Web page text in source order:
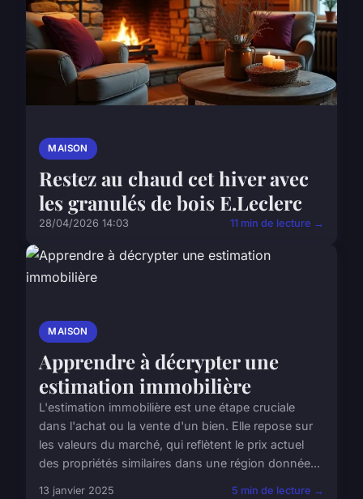
MAISON
Restez au chaud cet hiver avec
les granulés de bois E.Leclerc
28/04/2026 14:03 11 min de lecture →
MAISON
Apprendre à décrypter une
estimation immobilière
L'estimation immobilière est une étape cruciale
dans l'achat ou la vente d'un bien. Elle repose sur
les valeurs du marché, qui reflètent le prix actuel
des propriétés similaires dans une région donnée...
13 janvier 2025 5 min de lecture →